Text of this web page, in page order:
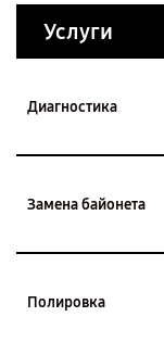
Услуги
Диагностика
Замена байонета
Полировка